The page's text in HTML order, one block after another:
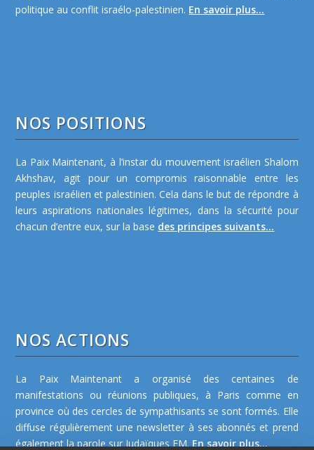
politique au conflit israélo-palestinien. En savoir plus...
NOS POSITIONS
La Paix Maintenant, à l’instar du mouvement israélien Shalom
Akhshav, agit pour un compromis raisonnable entre les
peuples israélien et palestinien. Cela dans le but de répondre à
leurs aspirations nationales légitimes, dans la sécurité pour
chacun d’entre eux, sur la base des principes suivants...
NOS ACTIONS
La Paix Maintenant a organisé des centaines de
manifestations ou réunions publiques, à Paris comme en
province où des cercles de sympathisants se sont formés. Elle
diffuse régulièrement une newsletter à ses abonnés et prend
également la parole sur Judaïques FM.En savoir plus...